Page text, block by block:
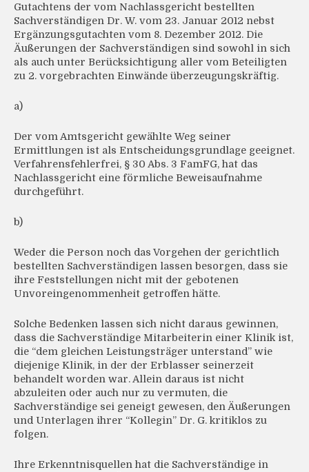
Gutachtens der vom Nachlassgericht bestellten
Sachverständigen Dr. W. vom 23. Januar 2012 nebst
Ergänzungsgutachten vom 8. Dezember 2012. Die
Äußerungen der Sachverständigen sind sowohl in sich
als auch unter Berücksichtigung aller vom Beteiligten
zu 2. vorgebrachten Einwände überzeugungskräftig.
a)
Der vom Amtsgericht gewählte Weg seiner
Ermittlungen ist als Entscheidungsgrundlage geeignet.
Verfahrensfehlerfrei, § 30 Abs. 3 FamFG, hat das
Nachlassgericht eine förmliche Beweisaufnahme
durchgeführt.
b)
Weder die Person noch das Vorgehen der gerichtlich
bestellten Sachverständigen lassen besorgen, dass sie
ihre Feststellungen nicht mit der gebotenen
Unvoreingenommenheit getroffen hätte.
Solche Bedenken lassen sich nicht daraus gewinnen,
dass die Sachverständige Mitarbeiterin einer Klinik ist,
die “dem gleichen Leistungsträger unterstand” wie
diejenige Klinik, in der der Erblasser seinerzeit
behandelt worden war. Allein daraus ist nicht
abzuleiten oder auch nur zu vermuten, die
Sachverständige sei geneigt gewesen, den Äußerungen
und Unterlagen ihrer “Kollegin” Dr. G. kritiklos zu
folgen.
Ihre Erkenntnisquellen hat die Sachverständige in